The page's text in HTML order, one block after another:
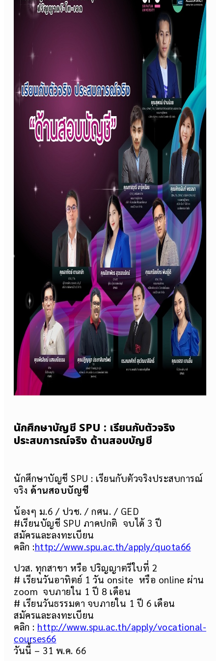
นักศึกษาบัญชี SPU : เรียนกับตัวจริง
ประสบการณ์จริง ด้านสอบบัญชี
นักศึกษาบัญชี SPU : เรียนกับตัวจริงประสบการณ์
จริง ด้านสอบบัญชี
น้องๆ ม.6 / ปวช. / กศน. / GED
#เรียนบัญชี SPU ภาคปกติ จบได้ 3 ปี
สมัครและลงทะเบียน
คลิก :http://www.spu.ac.th/apply/quota66
ปวส. ทุกสาขา หรือ ปริญญาตรีใบที่ 2
# เรียนวันอาทิตย์ 1 วัน onsite หรือ online ผ่าน
zoom จบภายใน 1 ปี 8 เดือน
# เรียนวันธรรมดา จบภายใน 1 ปี 6 เดือน
สมัครและลงทะเบียน
คลิก : http://www.spu.ac.th/apply/vocational-
courses66
วันนี้ – 31 พ.ค. 66